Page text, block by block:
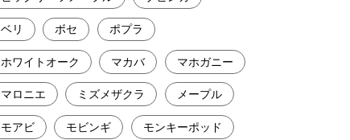
ベリ ボセ ポプラ
ホワイトオーク マカバ マホガニー
マロニエ ミズメザクラ メープル
モアビ モビンギ モンキーポッド